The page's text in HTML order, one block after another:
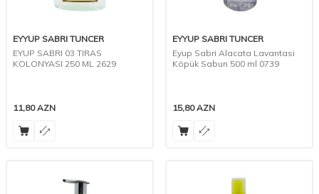
EYYUP SABRI TUNCER
EYUP SABRI 03 TIRAS
KOLONYASI 250 ML 2629
11,80AZN
EYYUP SABRI TUNCER
Eyup Sabri Alacata Lavantasi
Köpük Sabun 500 ml 0739
15,80AZN